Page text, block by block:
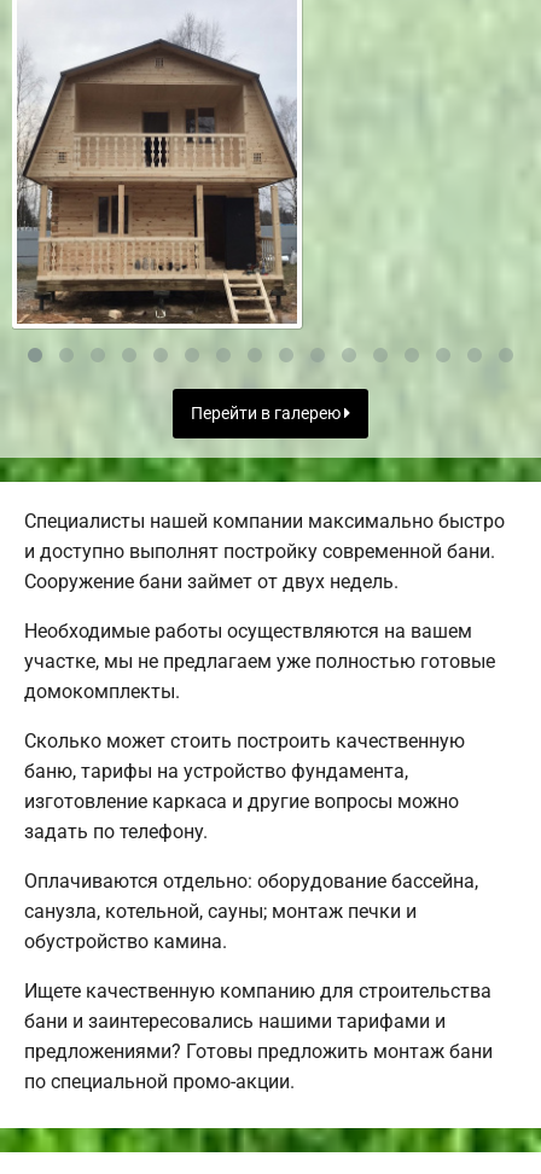
Перейти в галерею
Специалисты нашей компании максимально быстро
и доступно выполнят постройку современной бани.
Сооружение бани займет от двух недель.
Необходимые работы осуществляются на вашем
участке, мы не предлагаем уже полностью готовые
домокомплекты.
Сколько может стоить построить качественную
баню, тарифы на устройство фундамента,
изготовление каркаса и другие вопросы можно
задать по телефону.
Оплачиваются отдельно: оборудование бассейна,
санузла, котельной, сауны; монтаж печки и
обустройство камина.
Ищете качественную компанию для строительства
бани и заинтересовались нашими тарифами и
предложениями? Готовы предложить монтаж бани
по специальной промо-акции.